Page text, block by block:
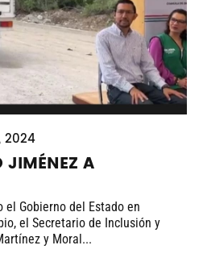
2024
JIMÉNEZ A
el Gobierno del Estado en
el Secretario de Inclusión y
y Moral...